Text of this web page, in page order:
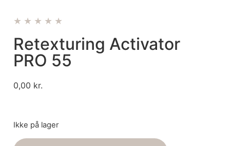
★★★★★
Retexturing Activator
PRO 55
0,00 kr.
Ikke på lager